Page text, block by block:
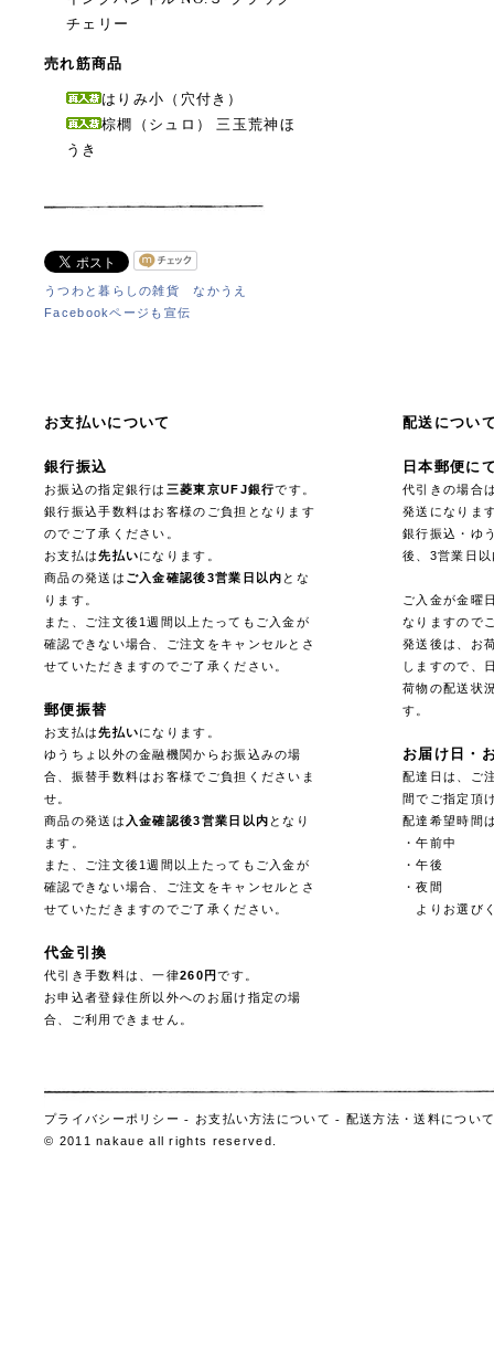
チェリー
売れ筋商品
はりみ小（穴付き）
棕櫚（シュロ） 三玉荒神ほ
うき
うつわと暮らしの雑貨 なかうえ
Facebookページも宣伝
お支払いについて
銀行振込
お振込の指定銀行は 三菱東京UFJ銀行です。
銀行振込手数料はお客様のご負担となります
のでご了承ください。
お支払は先払いになります。
商品の発送は ご入金確認後3営業日以内 とな
ります。
また、ご注文後1週間以上たってもご入金が
確認できない場合、ご注文をキャンセルとさ
せていただきますのでご了承ください。
郵便振替
お支払は先払いになります。
ゆうちょ以外の金融機関からお振込みの場
合、振替手数料はお客様でご負担くださいま
せ。
商品の発送は 入金確認後3営業日以内 となり
ます。
また、ご注文後1週間以上たってもご入金が
確認できない場合、ご注文をキャンセルとさ
せていただきますのでご了承ください。
代金引換
代引き手数料は、一律260円です。
お申込者登録住所以外へのお届け指定の場
合、ご利用できません。
配送につい
日本郵便に
代引きの場合
発送になりま
銀行振込・ゆ
後、3営業日
ご入金が金曜
なりますので
発送後は、お
しますので、
荷物の配送状
す。
お届け日・
配達日は、ご
間でご指定頂
配達希望時間
・午前中
・午後
・夜間
よりお選び
プライバシーポリシー - お支払い方法について - 配送方法・送料につい
© 2011 nakaue all rights reserved.